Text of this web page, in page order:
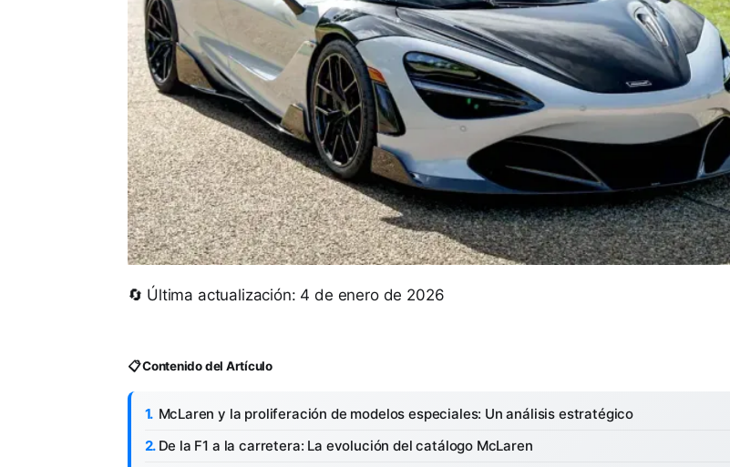
🔄 Última actualización: 4 de enero de 2026
📋 Contenido del Artículo
McLaren y la proliferación de modelos especiales: Un análisis estratégico
De la F1 a la carretera: La evolución del catálogo McLaren